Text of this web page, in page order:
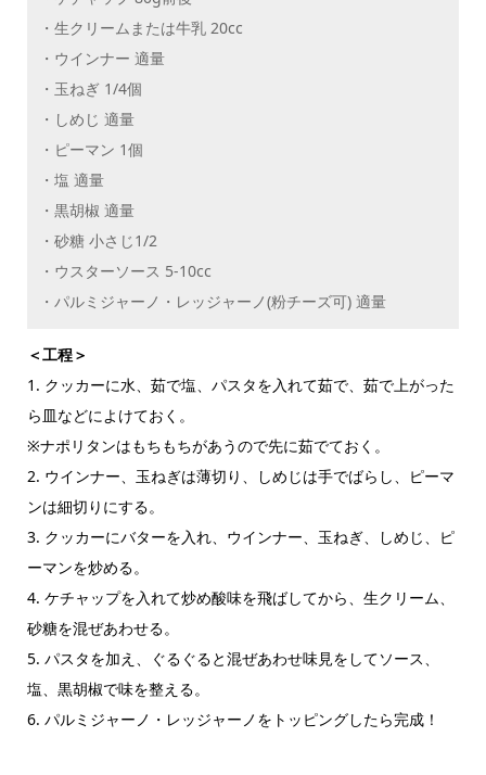
・生クリームまたは牛乳 20cc
・ウインナー 適量
・玉ねぎ 1/4個
・しめじ 適量
・ピーマン 1個
・塩 適量
・黒胡椒 適量
・砂糖 小さじ1/2
・ウスターソース 5-10cc
・パルミジャーノ・レッジャーノ(粉チーズ可) 適量
＜工程＞
1. クッカーに水、茹で塩、パスタを入れて茹で、茹で上がった
ら皿などによけておく。
※ナポリタンはもちもちがあうので先に茹でておく。
2. ウインナー、玉ねぎは薄切り、しめじは手でばらし、ピーマ
ンは細切りにする。
3. クッカーにバターを入れ、ウインナー、玉ねぎ、しめじ、ピ
ーマンを炒める。
4. ケチャップを入れて炒め酸味を飛ばしてから、生クリーム、
砂糖を混ぜあわせる。
5. パスタを加え、ぐるぐると混ぜあわせ味見をしてソース、
塩、黒胡椒で味を整える。
6. パルミジャーノ・レッジャーノをトッピングしたら完成！